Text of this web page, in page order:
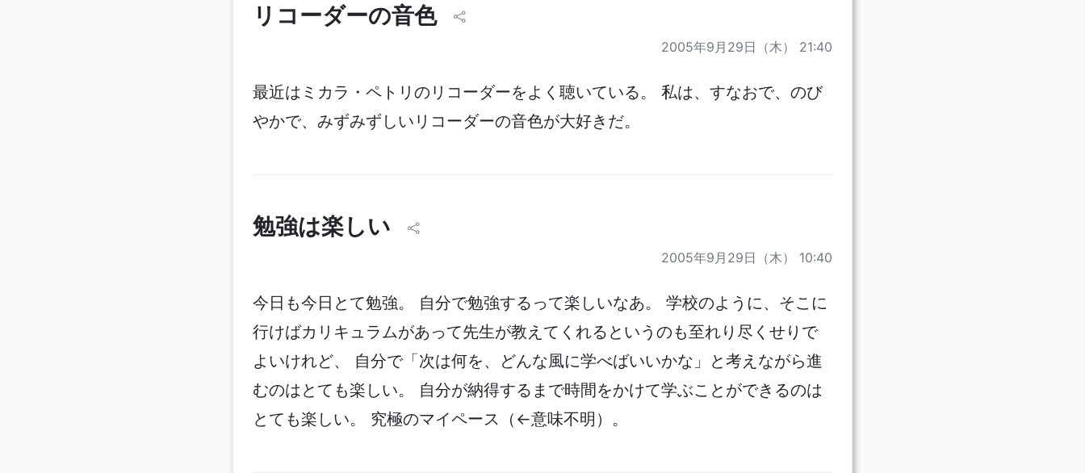
リコーダーの音色
2005年9月29日（木） 21:40
最近はミカラ・ペトリのリコーダーをよく聴いている。 私は、すなおで、のび
やかで、みずみずしいリコーダーの音色が大好きだ。
勉強は楽しい
2005年9月29日（木） 10:40
今日も今日とて勉強。 自分で勉強するって楽しいなあ。 学校のように、そこに
行けばカリキュラムがあって先生が教えてくれるというのも至れり尽くせりで
よいけれど、 自分で「次は何を、どんな風に学べばいいかな」と考えながら進
むのはとても楽しい。 自分が納得するまで時間をかけて学ぶことができるのは
とても楽しい。 究極のマイペース（←意味不明）。